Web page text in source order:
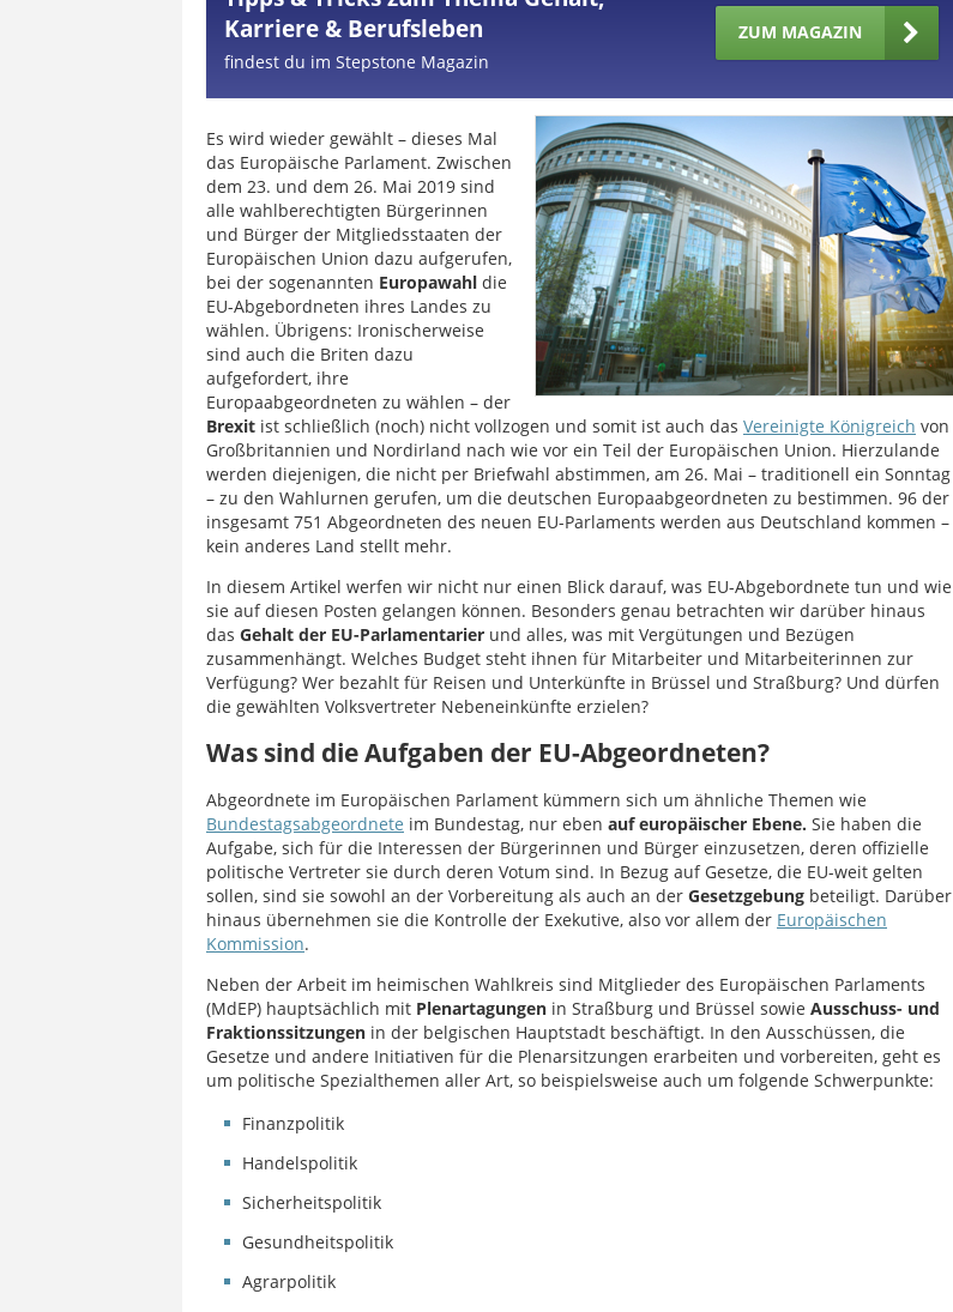
Karriere & Berufsleben
findest du im Stepstone Magazin
ZUM MAGAZIN
Es wird wieder gewählt – dieses Mal
das Europäische Parlament. Zwischen
dem 23. und dem 26. Mai 2019 sind
alle wahlberechtigten Bürgerinnen
und Bürger der Mitgliedsstaaten der
Europäischen Union dazu aufgerufen,
bei der sogenannten Europawahl die
EU-Abgebordneten ihres Landes zu
wählen. Übrigens: Ironischerweise
sind auch die Briten dazu
aufgefordert, ihre
Europaabgeordneten zu wählen – der
Brexit ist schließlich (noch) nicht vollzogen und somit ist auch das Vereinigte Königreich von
Großbritannien und Nordirland nach wie vor ein Teil der Europäischen Union. Hierzulande
werden diejenigen, die nicht per Briefwahl abstimmen, am 26. Mai – traditionell ein Sonntag
– zu den Wahlurnen gerufen, um die deutschen Europaabgeordneten zu bestimmen. 96 der
insgesamt 751 Abgeordneten des neuen EU-Parlaments werden aus Deutschland kommen –
kein anderes Land stellt mehr.
In diesem Artikel werfen wir nicht nur einen Blick darauf, was EU-Abgebordnete tun und wie
sie auf diesen Posten gelangen können. Besonders genau betrachten wir darüber hinaus
das Gehalt der EU-Parlamentarier und alles, was mit Vergütungen und Bezügen
zusammenhängt. Welches Budget steht ihnen für Mitarbeiter und Mitarbeiterinnen zur
Verfügung? Wer bezahlt für Reisen und Unterkünfte in Brüssel und Straßburg? Und dürfen
die gewählten Volksvertreter Nebeneinkünfte erzielen?
Was sind die Aufgaben der EU-Abgeordneten?
Abgeordnete im Europäischen Parlament kümmern sich um ähnliche Themen wie
Bundestagsabgeordnete im Bundestag, nur eben auf europäischer Ebene. Sie haben die
Aufgabe, sich für die Interessen der Bürgerinnen und Bürger einzusetzen, deren offizielle
politische Vertreter sie durch deren Votum sind. In Bezug auf Gesetze, die EU-weit gelten
sollen, sind sie sowohl an der Vorbereitung als auch an der Gesetzgebung beteiligt. Darüber
hinaus übernehmen sie die Kontrolle der Exekutive, also vor allem der Europäischen
Kommission.
Neben der Arbeit im heimischen Wahlkreis sind Mitglieder des Europäischen Parlaments
(MdEP) hauptsächlich mit Plenartagungen in Straßburg und Brüssel sowie Ausschuss- und
Fraktionssitzungen in der belgischen Hauptstadt beschäftigt. In den Ausschüssen, die
Gesetze und andere Initiativen für die Plenarsitzungen erarbeiten und vorbereiten, geht es
um politische Spezialthemen aller Art, so beispielsweise auch um folgende Schwerpunkte:
Finanzpolitik
Handelspolitik
Sicherheitspolitik
Gesundheitspolitik
Agrarpolitik